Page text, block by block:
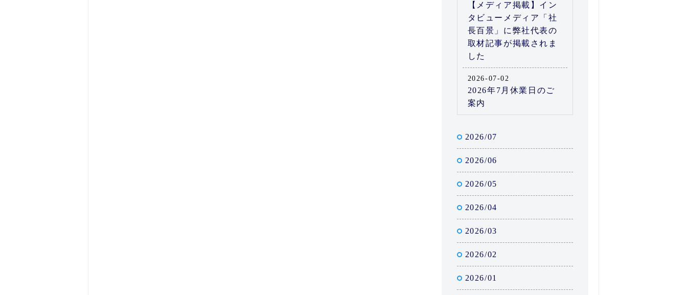
【メディア掲載】イン
タビューメディア「社
長百景」に弊社代表の
取材記事が掲載されま
した
2026-07-02
2026年7月休業日のご
案内
2026/07
2026/06
2026/05
2026/04
2026/03
2026/02
2026/01